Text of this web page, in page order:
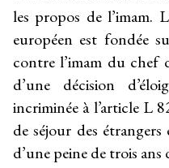
les propos de l’imam.
européen est fondée
contre l’imam du chef
d’une décision
incriminée à l’article L
de séjour des
d’une peine de trois ans